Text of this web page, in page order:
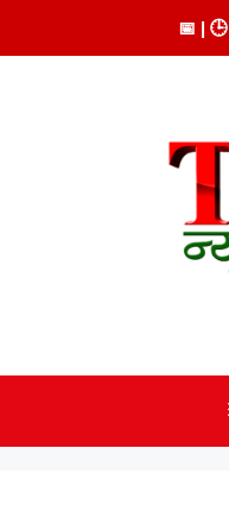
to
📅 | 🕒